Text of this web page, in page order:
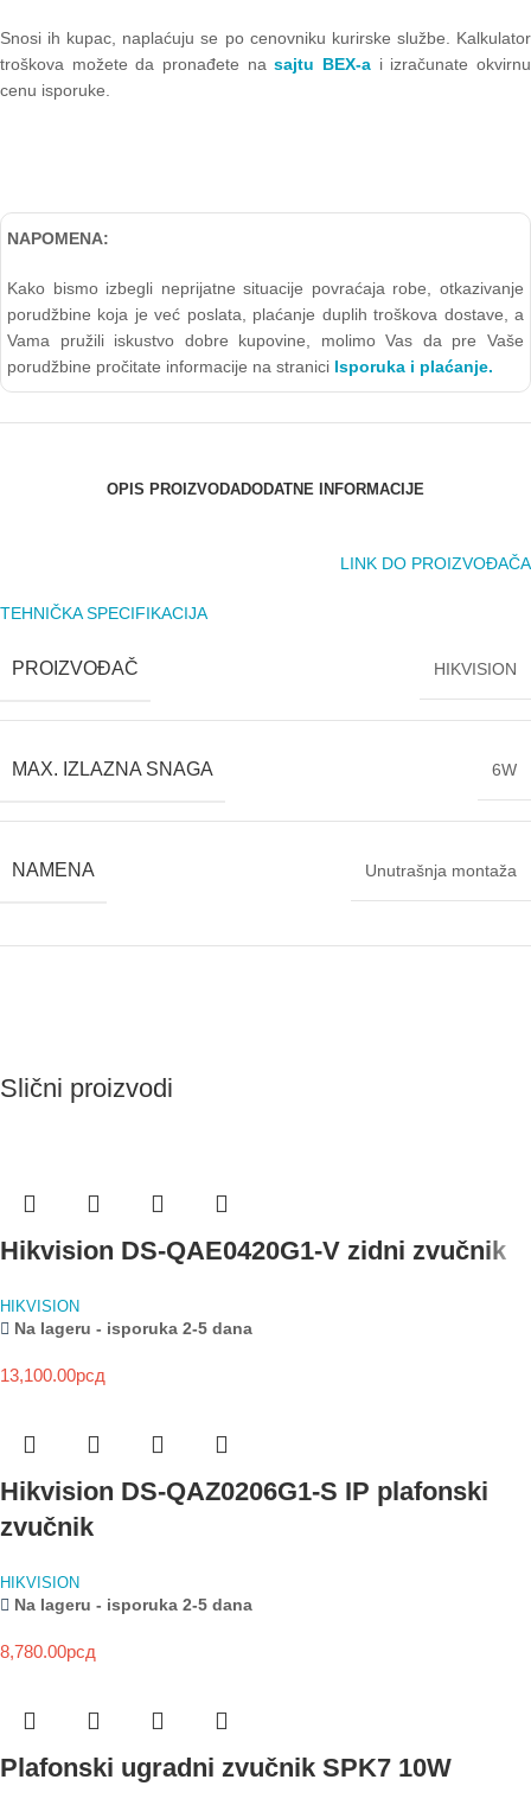
Snosi ih kupac, naplaćuju se po cenovniku kurirske službe. Kalkulator
troškova možete da pronađete nasajtu BEX-a i izračunate okvirnu
cenu isporuke.
NAPOMENA:
Kako bismo izbegli neprijatne situacije povraćaja robe, otkazivanje
porudžbine koja je već poslata, plaćanje duplih troškova dostave, a
Vama pružili iskustvo dobre kupovine, molimo Vas da pre Vaše
porudžbine pročitate informacije na stranici Isporuka i plaćanje.
OPIS PROIZVODADODATNE INFORMACIJE
LINK DO PROIZVOĐAČA
TEHNIČKA SPECIFIKACIJA
PROIZVOĐAČ HIKVISION
MAX. IZLAZNA SNAGA 6W
NAMENA Unutrašnja montaža
Slični proizvodi
Hikvision DS-QAE0420G1-V zidni zvučnik
HIKVISION
Na lageru - isporuka 2-5 dana
13,100.00рсд
Hikvision DS-QAZ0206G1-S IP plafonski
zvučnik
HIKVISION
Na lageru - isporuka 2-5 dana
8,780.00рсд
Plafonski ugradni zvučnik SPK7 10W